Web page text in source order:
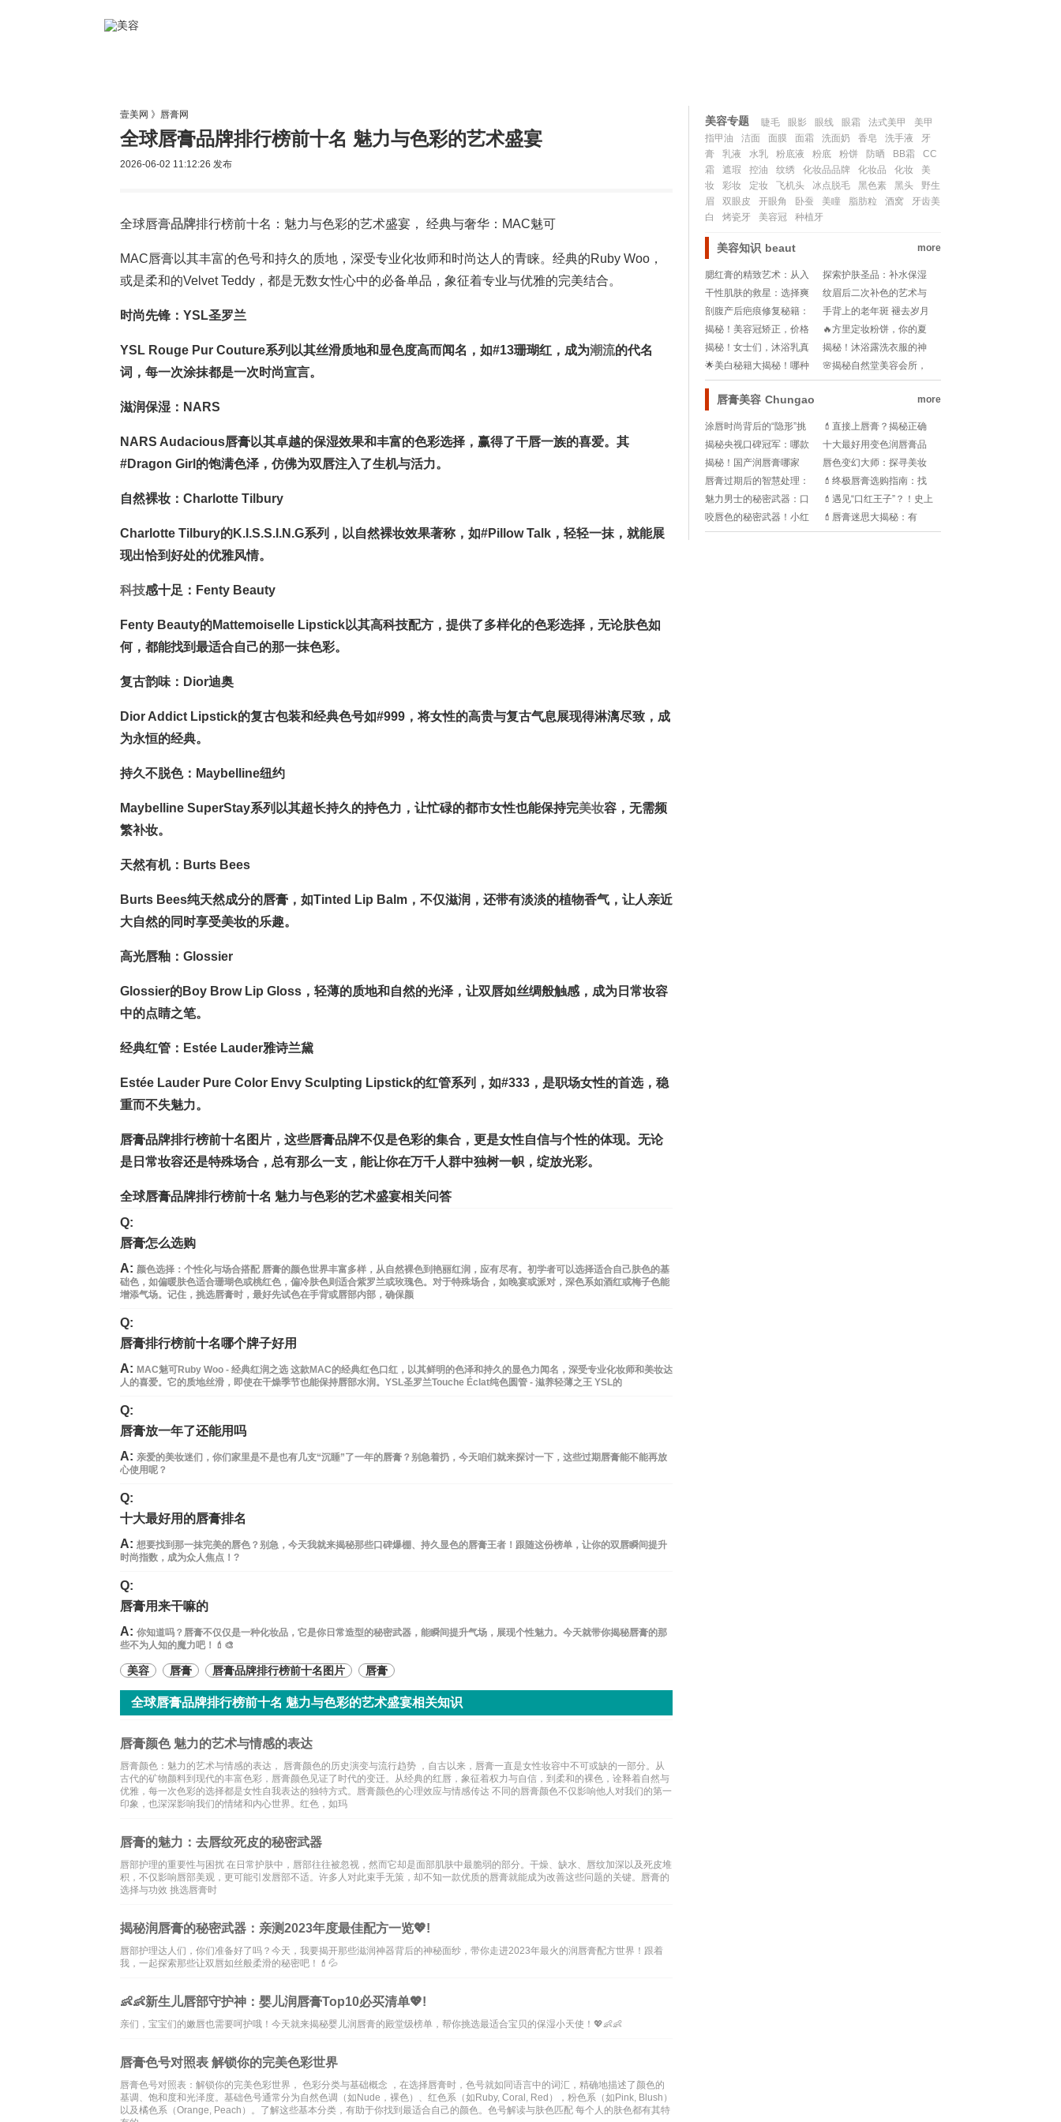
壹美网 》 唇膏网
全球唇膏品牌排行榜前十名 魅力与色彩的艺术盛宴
2026-06-02 11:12:26 发布
全球唇膏品牌排行榜前十名：魅力与色彩的艺术盛宴， 经典与奢华：MAC魅可
MAC唇膏以其丰富的色号和持久的质地，深受专业化妆师和时尚达人的青睐。经典的Ruby Woo，
或是柔和的Velvet Teddy，都是无数女性心中的必备单品，象征着专业与优雅的完美结合。
时尚先锋：YSL圣罗兰
YSL Rouge Pur Couture系列以其丝滑质地和显色度高而闻名，如#13珊瑚红，成为潮流的代名
词，每一次涂抹都是一次时尚宣言。
滋润保湿：NARS
NARS Audacious唇膏以其卓越的保湿效果和丰富的色彩选择，赢得了干唇一族的喜爱。其
#Dragon Girl的饱满色泽，仿佛为双唇注入了生机与活力。
自然裸妆：Charlotte Tilbury
Charlotte Tilbury的K.I.S.S.I.N.G系列，以自然裸妆效果著称，如#Pillow Talk，轻轻一抹，就能展
现出恰到好处的优雅风情。
科技感十足：Fenty Beauty
Fenty Beauty的Mattemoiselle Lipstick以其高科技配方，提供了多样化的色彩选择，无论肤色如
何，都能找到最适合自己的那一抹色彩。
复古韵味：Dior迪奥
Dior Addict Lipstick的复古包装和经典色号如#999，将女性的高贵与复古气息展现得淋漓尽致，成
为永恒的经典。
持久不脱色：Maybelline纽约
Maybelline SuperStay系列以其超长持久的持色力，让忙碌的都市女性也能保持完美妆容，无需频
繁补妆。
天然有机：Burts Bees
Burts Bees纯天然成分的唇膏，如Tinted Lip Balm，不仅滋润，还带有淡淡的植物香气，让人亲近
大自然的同时享受美妆的乐趣。
高光唇釉：Glossier
Glossier的Boy Brow Lip Gloss，轻薄的质地和自然的光泽，让双唇如丝绸般触感，成为日常妆容
中的点睛之笔。
经典红管：Estée Lauder雅诗兰黛
Estée Lauder Pure Color Envy Sculpting Lipstick的红管系列，如#333，是职场女性的首选，稳
重而不失魅力。
唇膏品牌排行榜前十名图片，这些唇膏品牌不仅是色彩的集合，更是女性自信与个性的体现。无论
是日常妆容还是特殊场合，总有那么一支，能让你在万千人群中独树一帜，绽放光彩。
全球唇膏品牌排行榜前十名 魅力与色彩的艺术盛宴相关问答
Q:
唇膏怎么选购
A: 颜色选择：个性化与场合搭配 唇膏的颜色世界丰富多样，从自然裸色到艳丽红润，应有尽有。初学者可以选择适合自己肤色的基
础色，如偏暖肤色适合珊瑚色或桃红色，偏冷肤色则适合紫罗兰或玫瑰色。对于特殊场合，如晚宴或派对，深色系如酒红或梅子色能
增添气场。记住，挑选唇膏时，最好先试色在手背或唇部内部，确保颜
Q:
唇膏排行榜前十名哪个牌子好用
A: MAC魅可Ruby Woo - 经典红润之选 这款MAC的经典红色口红，以其鲜明的色泽和持久的显色力闻名，深受专业化妆师和美妆达
人的喜爱。它的质地丝滑，即使在干燥季节也能保持唇部水润。YSL圣罗兰Touche Éclat纯色圆管 - 滋养轻薄之王 YSL的
Q:
唇膏放一年了还能用吗
A: 亲爱的美妆迷们，你们家里是不是也有几支“沉睡”了一年的唇膏？别急着扔，今天咱们就来探讨一下，这些过期唇膏能不能再放
心使用呢？
Q:
十大最好用的唇膏排名
A: 想要找到那一抹完美的唇色？别急，今天我就来揭秘那些口碑爆棚、持久显色的唇膏王者！跟随这份榜单，让你的双唇瞬间提升
时尚指数，成为众人焦点！?
Q:
唇膏用来干嘛的
A: 你知道吗？唇膏不仅仅是一种化妆品，它是你日常造型的秘密武器，能瞬间提升气场，展现个性魅力。今天就带你揭秘唇膏的那
些不为人知的魔力吧！💄🎨
美容 唇膏 唇膏品牌排行榜前十名图片 唇膏
全球唇膏品牌排行榜前十名 魅力与色彩的艺术盛宴相关知识
唇膏颜色 魅力的艺术与情感的表达
唇膏颜色：魅力的艺术与情感的表达， 唇膏颜色的历史演变与流行趋势 ，自古以来，唇膏一直是女性妆容中不可或缺的一部分。从
古代的矿物颜料到现代的丰富色彩，唇膏颜色见证了时代的变迁。从经典的红唇，象征着权力与自信，到柔和的裸色，诠释着自然与
优雅，每一次色彩的选择都是女性自我表达的独特方式。唇膏颜色的心理效应与情感传达 不同的唇膏颜色不仅影响他人对我们的第一
印象，也深深影响我们的情绪和内心世界。红色，如玛
唇膏的魅力：去唇纹死皮的秘密武器
唇部护理的重要性与困扰 在日常护肤中，唇部往往被忽视，然而它却是面部肌肤中最脆弱的部分。干燥、缺水、唇纹加深以及死皮堆
积，不仅影响唇部美观，更可能引发唇部不适。许多人对此束手无策，却不知一款优质的唇膏就能成为改善这些问题的关键。唇膏的
选择与功效 挑选唇膏时
揭秘润唇膏的秘密武器：亲测2023年度最佳配方一览💖!
唇部护理达人们，你们准备好了吗？今天，我要揭开那些滋润神器背后的神秘面纱，带你走进2023年最火的润唇膏配方世界！跟着
我，一起探索那些让双唇如丝般柔滑的秘密吧！💄💦
👶👶新生儿唇部守护神：婴儿润唇膏Top10必买清单💖!
亲们，宝宝们的嫩唇也需要呵护哦！今天就来揭秘婴儿润唇膏的殿堂级榜单，帮你挑选最适合宝贝的保湿小天使！💖👶👶
唇膏色号对照表 解锁你的完美色彩世界
唇膏色号对照表：解锁你的完美色彩世界， 色彩分类与基础概念 ，在选择唇膏时，色号就如同语言中的词汇，精确地描述了颜色的
基调、饱和度和光泽度。基础色号通常分为自然色调（如Nude，裸色）、红色系（如Ruby, Coral, Red），粉色系（如Pink, Blush）
以及橘色系（Orange, Peach）。了解这些基本分类，有助于你找到最适合自己的颜色。色号解读与肤色匹配 每个人的肤色都有其特
美容专题 睫毛 眼影 眼线 眼霜 法式美甲
美甲
指甲油
洁面 面膜 面霜 洗面奶 香皂 洗手液
牙
膏
乳液 水乳 粉底液 粉底 粉饼 防晒 BB霜
CC
霜
遮瑕 控油 纹绣 化妆品品牌 化妆品 化妆
美
妆
彩妆 定妆 飞机头 冰点脱毛 黑色素 黑头
野生
眉
双眼皮 开眼角 卧蚕 美瞳 脂肪粒 酒窝
牙齿美
白
烤瓷牙 美容冠 种植牙
美容知识 beaut more
腮红膏的精致艺术：从入
门到精通
探索护肤圣品：补水保湿
美白抗衰老品牌推荐
干性肌肤的救星：选择爽
肤水还是柔肤水
纹眉后二次补色的艺术与
时机
剖腹产后疤痕修复秘籍：
何时使用祛疤膏最见效？!
手背上的老年斑 褪去岁月
痕迹的可能与科学探索
揭秘！美容冠矫正，价格
大揭秘🔍💰
🔥方里定妆粉饼，你的夏
日控油救星？测评来袭!
揭秘！女士们，沐浴乳真
的能洗头吗？💦💧
揭秘！沐浴露洗衣服的神
奇功效，你get了吗？!
🌟美白秘籍大揭秘！哪种
护肤品让你肌肤如雪？✨
🌸揭秘自然堂美容会所，
肌肤保养的秘密花园🌺
唇膏美容 Chungao more
涂唇时尚背后的“隐形”挑
战：唇膏副作用揭秘
💄直接上唇膏？揭秘正确
涂抹步骤让你美翻天!
揭秘央视口碑冠军：哪款
唇膏安全又迷人？!
十大最好用变色润唇膏品
牌：魅力与滋润的双重享
受
揭秘！国产润唇膏哪家
强？健康与美丽并存的秘
密武器!
唇色变幻大师：探寻美妆
界变色唇膏的top榜单!
唇膏过期后的智慧处理：
呵护双唇与环保并重
💄终极唇膏选购指南：找
到你的完美一抹!
魅力男士的秘密武器：口
碑爆棚的唇膏大揭秘!
💄遇见“口红王子”？！史上
最迷你的唇膏世界大揭秘
💖
咬唇色的秘密武器！小红
书唇膏大揭秘
💄唇膏迷思大揭秘：有
毒？亲吻前必读!